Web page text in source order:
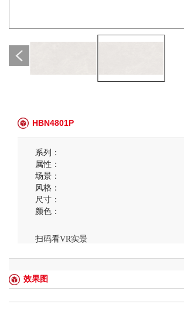
HBN4801P
系列：
属性：
场景：
风格：
尺寸：
颜色：
扫码看VR实景
效果图